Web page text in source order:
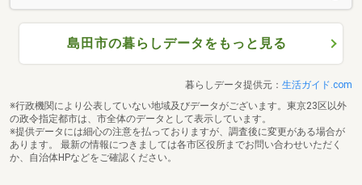
島田市の暮らしデータをもっと見る
暮らしデータ提供元： 生活ガイド.com
※行政機関により公表していない地域及びデータがございます。東京23区以外
の政令指定都市は、市全体のデータとして表示しています。
※提供データには細心の注意を払っておりますが、調査後に変更がある場合が
あります。 最新の情報につきましては各市区役所までお問い合わせいただく
か、自治体HPなどをご確認ください。